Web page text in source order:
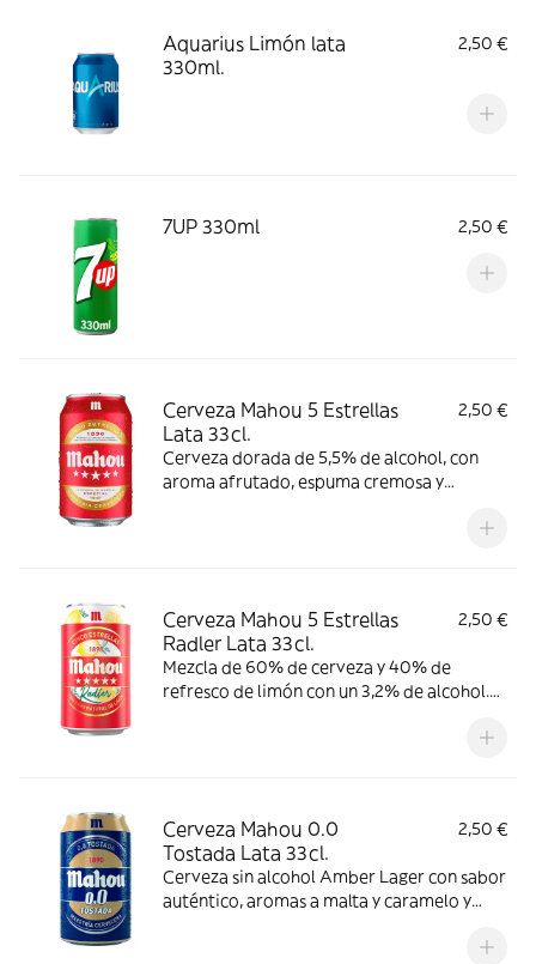
Aquarius Limón lata
330ml.
2,50 €
7UP 330ml 2,50 €
Cerveza Mahou 5 Estrellas
Lata 33cl.
2,50 €
Cerveza dorada de 5,5% de alcohol, con
aroma afrutado, espuma cremosa y
Cerveza Mahou 5 Estrellas
Radler Lata 33cl.
2,50 €
Mezcla de 60% de cerveza y 40% de
refresco de limón con un 3,2% de alcohol.
Cerveza Mahou 0.0
Tostada Lata 33cl.
2,50 €
Cerveza sin alcohol Amber Lager con sabor
auténtico, aromas a malta y caramelo y